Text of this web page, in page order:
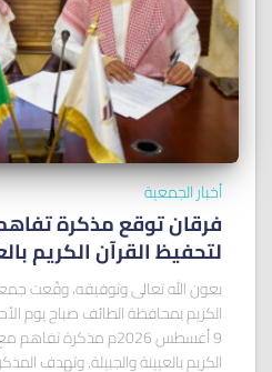
أخبار الجمعية
فرقان توقع مذكرة
لتحفيظ القرآن الكريم
بعون الله تعالى وتوفيقه، وقّعت
9 أغسطس 2026م مذكرة
الكريم بالعيينة والجبيلة. وتهدف